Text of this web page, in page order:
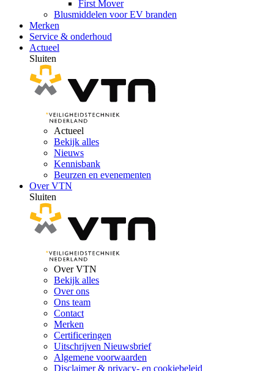
First Mover
Blusmiddelen voor EV branden
Merken
Service & onderhoud
Actueel
Sluiten
Actueel
Bekijk alles
Nieuws
Kennisbank
Beurzen en evenementen
Over VTN
Sluiten
Over VTN
Bekijk alles
Over ons
Ons team
Contact
Merken
Certificeringen
Uitschrijven Nieuwsbrief
Algemene voorwaarden
Disclaimer & privacy- en cookiebeleid